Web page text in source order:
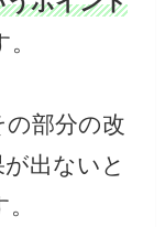
部分の改
出ないと